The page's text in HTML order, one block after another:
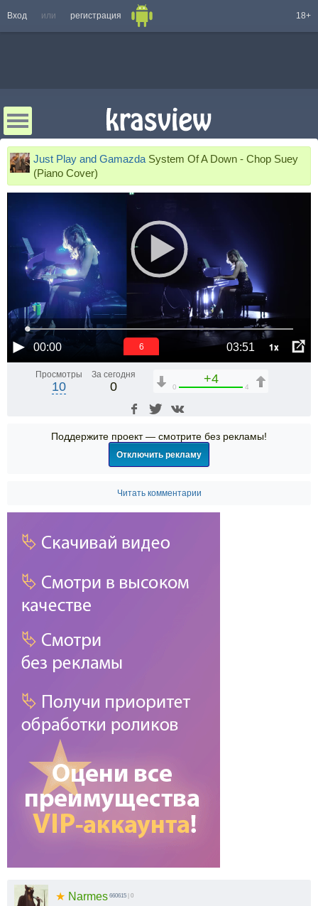
Вход или регистрация 18+
Just Play and Gamazda System Of A Down - Chop Suey
(Piano Cover)
00:00 03:51 1x
6
Просмотры
10
За сегодня
0
+4
0 4
Поддержите проект — смотрите без рекламы!
Отключить рекламу
Читать комментарии
★ Narmes 660615 | 0